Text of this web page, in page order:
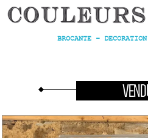
BROCANTE - DECORATION
VENDU